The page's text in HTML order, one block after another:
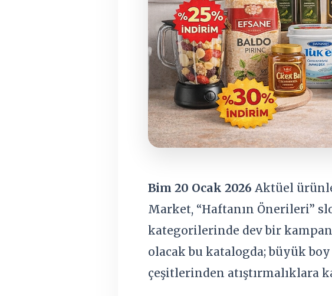
Bim 20 Ocak 2026 Aktüel
Market, “Haftanın Önerileri”
kategorilerinde dev bir
olacak bu katalogda; büyük
çeşitlerinden atıştırmalıklara